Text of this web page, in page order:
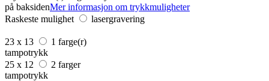
på baksidenMer informasjon om trykkmuligheter
Raskeste mulighet
lasergravering
23 x 13
1 farge(r)
tampotrykk
25 x 12
2 farger
tampotrykk